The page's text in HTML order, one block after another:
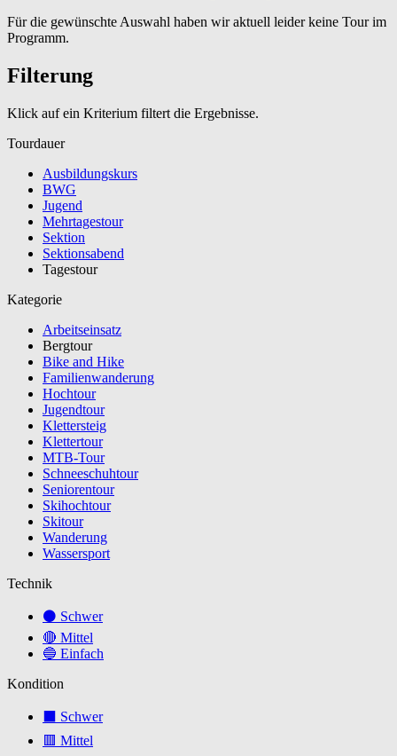
Für die gewünschte Auswahl haben wir aktuell leider keine Tour im
Programm.
Filterung
Klick auf ein Kriterium filtert die Ergebnisse.
Tourdauer
Ausbildungskurs
BWG
Jugend
Mehrtagestour
Sektion
Sektionsabend
Tagestour
Kategorie
Arbeitseinsatz
Bergtour
Bike and Hike
Familienwanderung
Hochtour
Jugendtour
Klettersteig
Klettertour
MTB-Tour
Schneeschuhtour
Seniorentour
Skihochtour
Skitour
Wanderung
Wassersport
Technik
⚫ Schwer
🔴 Mittel
🔵 Einfach
Kondition
⬛ Schwer
🟥 Mittel